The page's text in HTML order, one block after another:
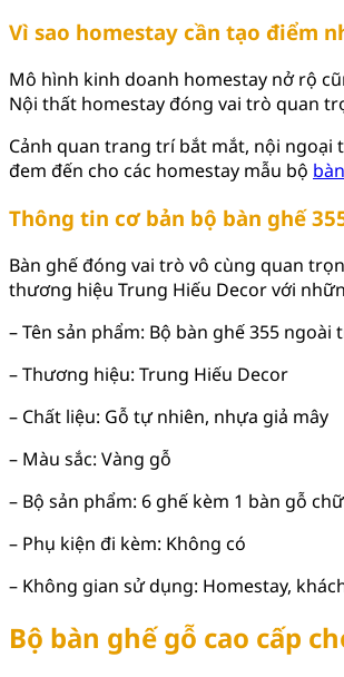
Vì sao homestay cần tạo điểm
Mô hình kinh doanh homestay nở rộ
Nội thất homestay đóng vai trò quan
Cảnh quan trang trí bắt mắt, nội ngoại
đem đến cho các homestay mẫu bộ
Thông tin cơ bản bộ bàn ghế
Bàn ghế đóng vai trò vô cùng quan
thương hiệu Trung Hiếu Decor với
– Tên sản phẩm: Bộ bàn ghế 355 ngoài
– Thương hiệu: Trung Hiếu Decor
– Chất liệu: Gỗ tự nhiên, nhựa giả mây
– Màu sắc: Vàng gỗ
– Bộ sản phẩm: 6 ghế kèm 1 bàn gỗ
– Phụ kiện đi kèm: Không có
– Không gian sử dụng: Homestay,
Bộ bàn ghế gỗ cao cấp